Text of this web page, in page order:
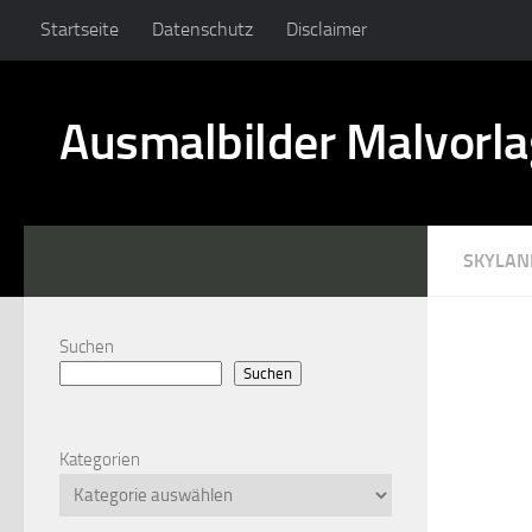
Startseite Datenschutz Disclaimer
Ausmalbilder
Suchen
Suchen
Kategorien